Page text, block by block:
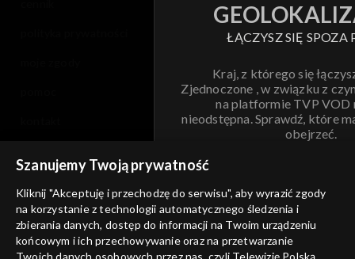
ŁĄCZYSZ SIĘ SPOZA
Kraj, z którego się
Zjednoczone , w związku z
na platformie TVP VOD
nieodstępna. Sprawdź, które
obejrzeć.
ANULUJ
informacje o dostawcy usług
Szanujemy Twoją prywatność
Kliknij "Akceptuję i przechodzę do serwisu", aby wyrazić zgody
na korzystanie z technologii automatycznego śledzenia i
zbierania danych, dostęp do informacji na Twoim urządzeniu
końcowym i ich przechowywanie oraz na przetwarzanie
Twoich danych osobowych przez nas, czyli Telewizję Polską